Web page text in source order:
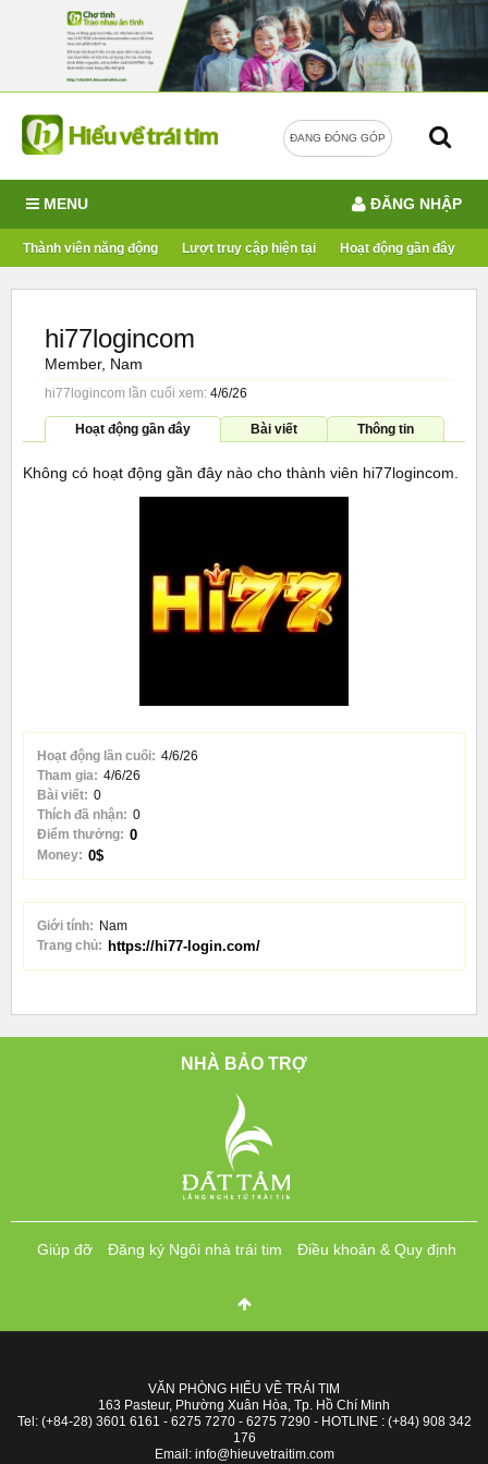
ĐANG ĐÓNG GÓP
MENU
Thành viên năng động Lượt truy cập hiện tại Hoạt động gần đây
ĐĂNG NHẬP
Hoạt động lần cuối: 4/6/26
Tham gia: 4/6/26
Bài viết: 0
Thích đã nhận: 0
Điểm thưởng: 0
Money: 0$
Giới tính: Nam
Trang chủ: https://hi77-login.com/
hi77logincom
Member, Nam
hi77logincom lần cuối xem: 4/6/26
Hoạt động gần đây Bài viết Thông tin
Không có hoạt động gần đây nào cho thành viên hi77logincom.
NHÀ BẢO TRỢ
Giúp đỡ Đăng ký Ngôi nhà trái tim Điều khoản & Quy định
VĂN PHÒNG HIỂU VỀ TRÁI TIM
163 Pasteur, Phường Xuân Hòa, Tp. Hồ Chí Minh
Tel: (+84-28) 3601 6161 - 6275 7270 - 6275 7290 - HOTLINE : (+84) 908 342
176
Email: info@hieuvetraitim.com